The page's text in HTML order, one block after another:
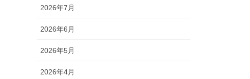
2026年7月
2026年6月
2026年5月
2026年4月